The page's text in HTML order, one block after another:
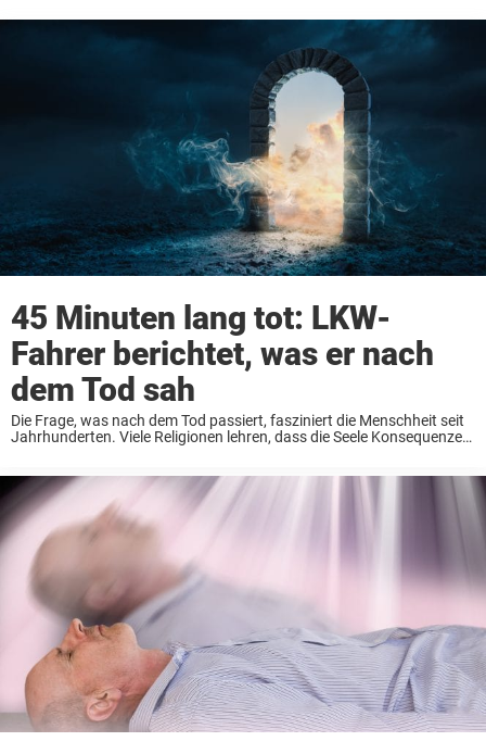
45 Minuten lang tot: LKW-
Fahrer berichtet, was er nach
dem Tod sah
Die Frage, was nach dem Tod passiert, fasziniert die Menschheit seit
Jahrhunderten. Viele Religionen lehren, dass die Seele Konsequenzen